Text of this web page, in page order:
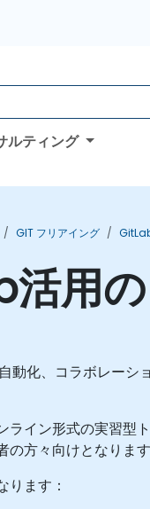
ルティング
GIT フリアイング
用
化、コラボレーシ
イン形式の実習型
方々向けとなります
ります：